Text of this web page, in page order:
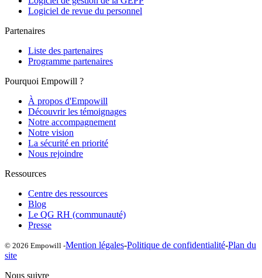
Logiciel de revue du personnel
Partenaires
Liste des partenaires
Programme partenaires
Pourquoi Empowill ?
À propos d'Empowill
Découvrir les témoignages
Notre accompagnement
Notre vision
La sécurité en priorité
Nous rejoindre
Ressources
Centre des ressources
Blog
Le QG RH (communauté)
Presse
© 2026 Empowill -Mention légales-Politique de confidentialité-Plan du
site
Nous suivre